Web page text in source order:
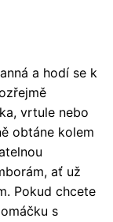
a hodí se k
vrtule nebo
obtáne kolem
ať už
Pokud chcete
s